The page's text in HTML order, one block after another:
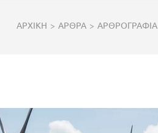
ΑΡΧΙΚΗ > ΑΡΘΡΑ > ΑΡΘΡΟΓΡΑΦΙΑ